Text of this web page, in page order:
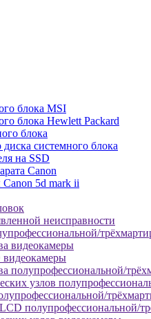
блока MSI
блока Hewlett Packard
блока
диска системного блока
на SSD
Canon
5d mark ii
неисправности
видеокамеры
полупрофессиональной/
узлов
полупрофессиональной/